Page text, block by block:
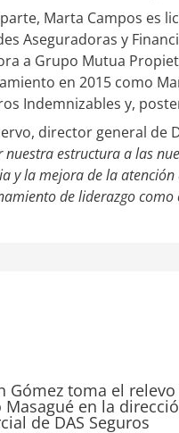
Marta Campos es
Aseguradoras y
a Grupo Mutua
en 2015 como
Indemnizables y,
director general de
estructura a las
y la mejora de la
de liderazgo
Gómez toma el
Masagué en la
de DAS Seguros